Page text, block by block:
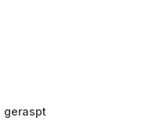
geraspt